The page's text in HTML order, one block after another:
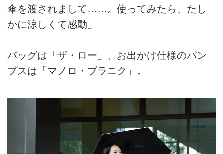
傘を渡されまして……。使ってみたら、たし
かに涼しくて感動」
バッグは「ザ・ロー」、お出かけ仕様のパン
プスは「マノロ・ブラニク」。